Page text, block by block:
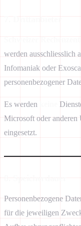
7. Drittanbieter
Schweizer
werden ausschliesslich
Infomaniak oder
personenbezogener
Es werden
Microsoft oder anderen
eingesetzt.
8. Speicherdauer
Personenbezogene
für die jeweiligen